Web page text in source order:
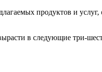
продуктов и
в следующие три-